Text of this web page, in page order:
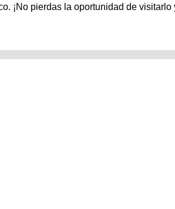
¡No pierdas la oportunidad de visitarlo